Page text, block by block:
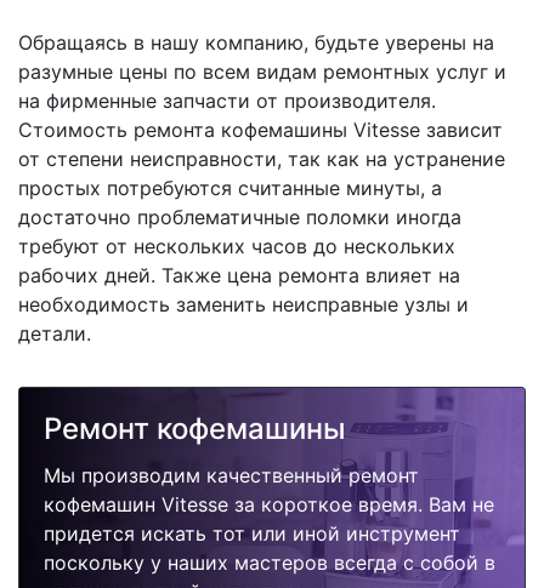
Обращаясь в нашу компанию, будьте уверены на
разумные цены по всем видам ремонтных услуг и
на фирменные запчасти от производителя.
Стоимость ремонта кофемашины Vitesse зависит
от степени неисправности, так как на устранение
простых потребуются считанные минуты, а
достаточно проблематичные поломки иногда
требуют от нескольких часов до нескольких
рабочих дней. Также цена ремонта влияет на
необходимость заменить неисправные узлы и
детали.
Ремонт кофемашины
Мы производим качественный ремонт
кофемашин Vitesse за короткое время. Вам не
придется искать тот или иной инструмент
поскольку у наших мастеров всегда с собой в